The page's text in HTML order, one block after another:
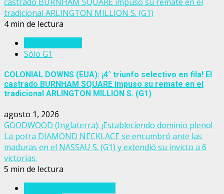
tradicional ARLINGTON MILLION S. (G1)
4 min de lectura
Sólo G1
COLONIAL DOWNS (EUA): ¡4° triunfo selectivo en fila! El
castrado BURNHAM SQUARE impuso su remate en el
tradicional ARLINGTON MILLION S. (G1)
agosto 1, 2026
GOODWOOD (Inglaterra): ¡Estableciendo dominio pleno!
La potra DIAMOND NECKLACE se encumbró ante las
maduras en el NASSAU S. (G1) y extendió su invicto a 6
victorias.
5 min de lectura